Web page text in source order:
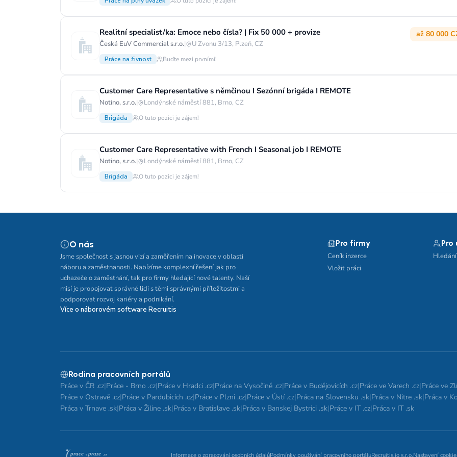
Realitní specialist/ka: Emoce nebo čísla? | Fix 50 000 + provize
Česká EuV Commercial s.r.o.| U Zvonu 3/13, Plzeň, CZ
až 80 000
Práce na živnost Buďte mezi prvními!
Customer Care Representative s němčinou I Sezónní brigáda I REMOTE
Notino, s.r.o.| Londýnské náměstí 881, Brno, CZ
Brigáda O tuto pozici je zájem!
Customer Care Representative with French I Seasonal job I REMOTE
Notino, s.r.o.| Londýnské náměstí 881, Brno, CZ
Brigáda O tuto pozici je zájem!
O nás
Jsme společnost s jasnou vizí a zaměřením na inovace v oblasti
náboru a zaměstnanosti. Nabízíme komplexní řešení jak pro
uchazeče o zaměstnání, tak pro firmy hledající nové talenty. Naší
misí je propojovat správné lidi s těmi správnými příležitostmi a
podporovat rozvoj kariéry a podnikání.
Více o náborovém software Recruitis
Pro firmy
Ceník inzerce
Vložit práci
Pro
Rodina pracovních portálů
Práce v ČR .cz|Práce - Brno .cz|Práce v Hradci .cz|Práce na Vysočině .cz|Práce v Budějovicích .cz|Práce ve Varech .cz|Práce ve
Práce v Ostravě .cz|Práce v Pardubicích .cz|Práce v Plzni .cz|Práce v Ústí .cz|Práca na Slovensku .sk|Práca v Nitre .sk|Práca v
Práca v Trnave .sk|Práca v Žiline .sk|Práca v Bratislave .sk|Práca v Banskej Bystrici .sk|Práce v IT .cz|Práca v IT .sk
Informace o zpracování osobních údajůPodmínky používání pracovního portáluRecruitis.io s.r.o.Nastavení